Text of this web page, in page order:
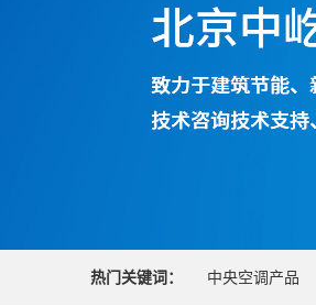
热门关键词： 中央空调产品